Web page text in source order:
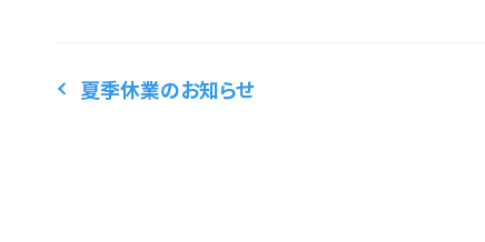
夏季休業のお知らせ